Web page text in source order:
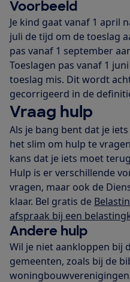
Voorbeeld
Je kind gaat vanaf 1 april
juli de tijd om de toeslag
pas vanaf 1 september
Toeslagen pas vanaf 1
toeslag mis. Dit wordt
gecorrigeerd in de
Vraag hulp
Als je bang bent dat je
het slim om hulp te
kans dat je iets moet
Hulp is er verschillende
vragen, maar ook de
klaar. Bel gratis de
afspraak bij een
Andere hulp
Wil je niet aankloppen bij
gemeenten, zoals bij de